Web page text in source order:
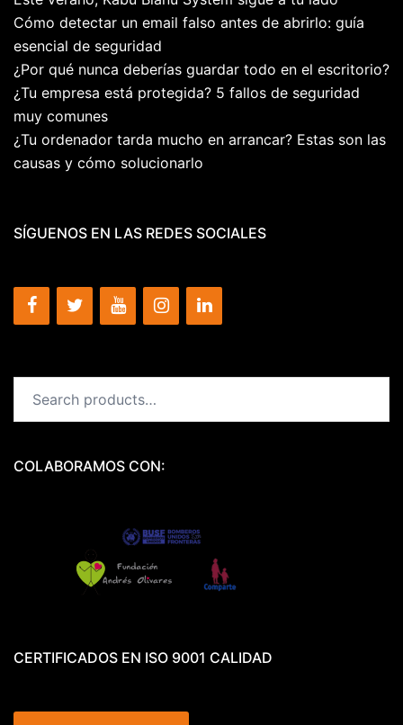
Cómo detectar un email falso antes de abrirlo: guía
esencial de seguridad
¿Por qué nunca deberías guardar todo en el escritorio?
¿Tu empresa está protegida? 5 fallos de seguridad
muy comunes
¿Tu ordenador tarda mucho en arrancar? Estas son las
causas y cómo solucionarlo
SÍGUENOS EN LAS REDES SOCIALES
for:
COLABORAMOS CON:
CERTIFICADOS EN ISO 9001 CALIDAD